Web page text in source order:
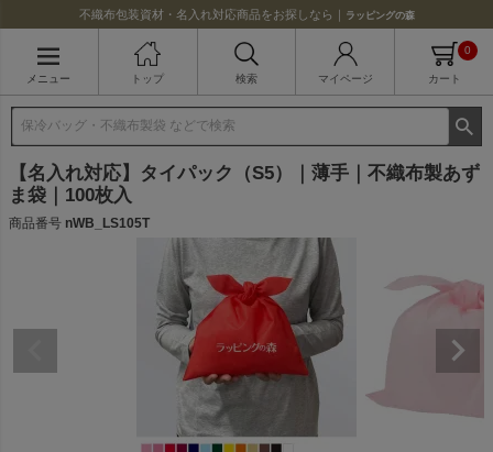
不織布包装資材・名入れ対応商品をお探しなら｜ ラッピングの森
メニュー トップ 検索 マイページ カート
0
【名入れ対応】タイパック（S5）｜薄手｜不織布製あず
ま袋｜100枚入
商品番号 nWB_LS105T